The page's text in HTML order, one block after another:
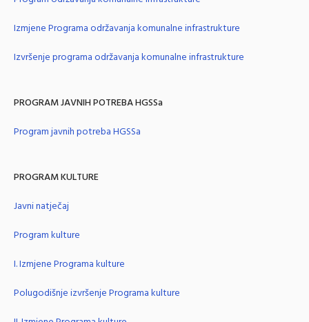
Izmjene Programa održavanja komunalne infrastrukture
Izvršenje programa održavanja komunalne infrastrukture
PROGRAM JAVNIH POTREBA HGSSa
Program javnih potreba HGSSa
PROGRAM KULTURE
Javni natječaj
Program kulture
I. Izmjene Programa kulture
Polugodišnje izvršenje Programa kulture